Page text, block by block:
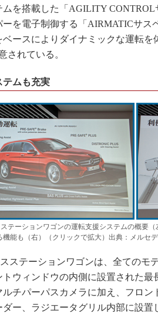
ムを搭載した「AGILITY
ーを電子制御する「AIRMATICサス
ースによりダイナミックな運転を
されている。
テムも充実
テーションワゴンの運転支援システムの概要
機能も（右）（クリックで拡大）出典：メルセ
ステーションワゴンは、全てのモ
トウィンドウの内側に設置された最
ルチパーパスカメラに加え、フロ
ー、ラジエータグリル内部に設置